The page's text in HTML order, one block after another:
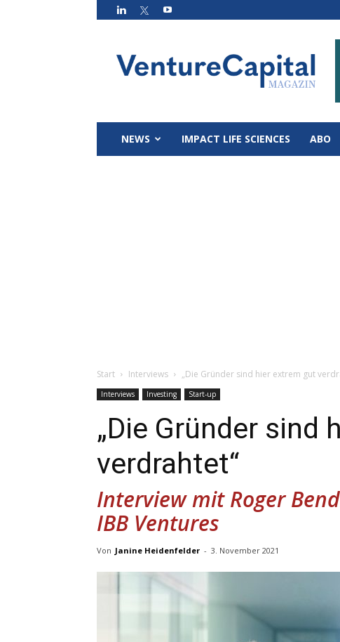
Magazin
NEWS IMPACT LIFE SCIENCES ABO
Start Interviews „Die Gründer sind hier extrem gut
Interviews Investing Start-up
„Die Gründer sind
verdrahtet“
Interview mit Roger
IBB Ventures
Von Janine Heidenfelder - 3. November 2021